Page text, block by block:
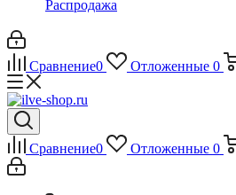
Распродажа
Сравнение0 Отложенные 0
Сравнение0 Отложенные 0